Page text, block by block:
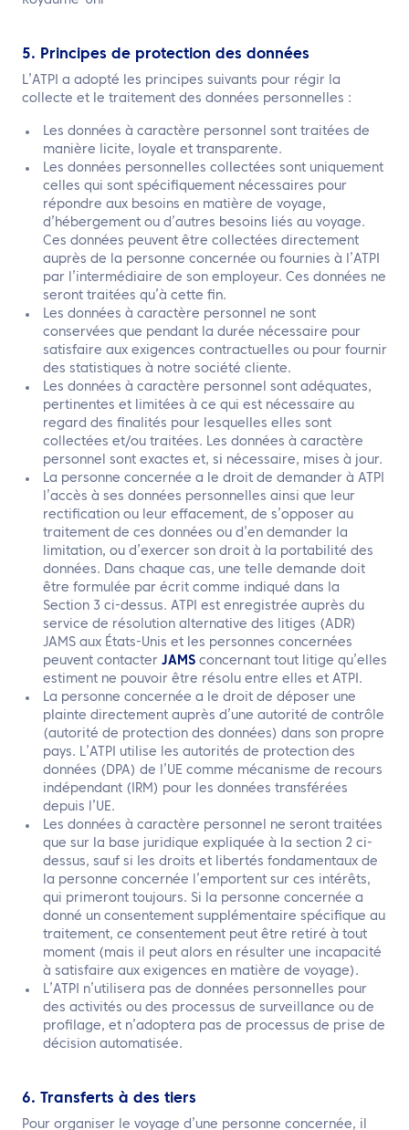
5. Principes de protection des données
L’ATPI a adopté les principes suivants pour régir la
collecte et le traitement des données personnelles :
Les données à caractère personnel sont traitées de
manière licite, loyale et transparente.
Les données personnelles collectées sont uniquement
celles qui sont spécifiquement nécessaires pour
répondre aux besoins en matière de voyage,
d’hébergement ou d’autres besoins liés au voyage.
Ces données peuvent être collectées directement
auprès de la personne concernée ou fournies à l’ATPI
par l’intermédiaire de son employeur. Ces données ne
seront traitées qu’à cette fin.
Les données à caractère personnel ne sont
conservées que pendant la durée nécessaire pour
satisfaire aux exigences contractuelles ou pour fournir
des statistiques à notre société cliente.
Les données à caractère personnel sont adéquates,
pertinentes et limitées à ce qui est nécessaire au
regard des finalités pour lesquelles elles sont
collectées et/ou traitées. Les données à caractère
personnel sont exactes et, si nécessaire, mises à jour.
La personne concernée a le droit de demander à ATPI
l’accès à ses données personnelles ainsi que leur
rectification ou leur effacement, de s’opposer au
traitement de ces données ou d’en demander la
limitation, ou d’exercer son droit à la portabilité des
données. Dans chaque cas, une telle demande doit
être formulée par écrit comme indiqué dans la
Section 3 ci-dessus. ATPI est enregistrée auprès du
service de résolution alternative des litiges (ADR)
JAMS aux États-Unis et les personnes concernées
peuvent contacter JAMS concernant tout litige qu’elles
estiment ne pouvoir être résolu entre elles et ATPI.
La personne concernée a le droit de déposer une
plainte directement auprès d’une autorité de contrôle
(autorité de protection des données) dans son propre
pays. L’ATPI utilise les autorités de protection des
données (DPA) de l’UE comme mécanisme de recours
indépendant (IRM) pour les données transférées
depuis l’UE.
Les données à caractère personnel ne seront traitées
que sur la base juridique expliquée à la section 2 ci-
dessus, sauf si les droits et libertés fondamentaux de
la personne concernée l’emportent sur ces intérêts,
qui primeront toujours. Si la personne concernée a
donné un consentement supplémentaire spécifique au
traitement, ce consentement peut être retiré à tout
moment (mais il peut alors en résulter une incapacité
à satisfaire aux exigences en matière de voyage).
L’ATPI n’utilisera pas de données personnelles pour
des activités ou des processus de surveillance ou de
profilage, et n’adoptera pas de processus de prise de
décision automatisée.
6. Transferts à des tiers
Pour organiser le voyage d’une personne concernée, il